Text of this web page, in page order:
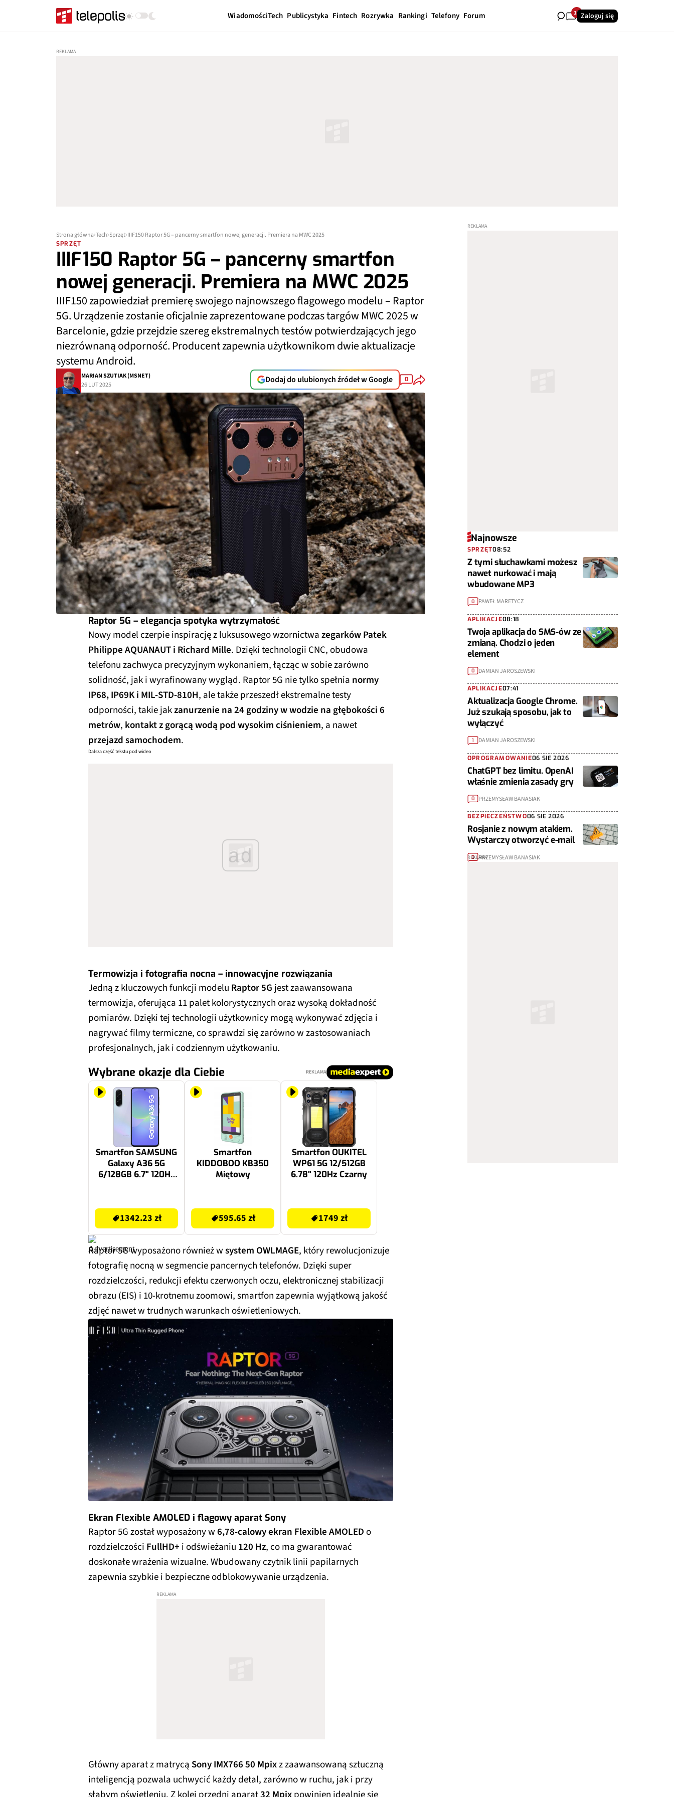
WiadomościTech Publicystyka Fintech Rozrywka Rankingi Telefony Forum 10Zaloguj się
Strona główna Tech Sprzęt IIIF150 Raptor 5G – pancerny smartfon nowej generacji. Premiera na MWC 2025
SPRZĘT
IIIF150 Raptor 5G – pancerny smartfon
nowej generacji. Premiera na MWC 2025
IIIF150 zapowiedział premierę swojego najnowszego flagowego modelu – Raptor
5G. Urządzenie zostanie oficjalnie zaprezentowane podczas targów MWC 2025 w
Barcelonie, gdzie przejdzie szereg ekstremalnych testów potwierdzających jego
niezrównaną odporność. Producent zapewnia użytkownikom dwie aktualizacje
systemu Android.
MARIAN SZUTIAK (MSNET)
26 LUT 2025
Dodaj do ulubionych źródeł w Google 0
Raptor 5G – elegancja spotyka wytrzymałość
Nowy model czerpie inspirację z luksusowego wzornictwazegarków Patek
Philippe AQUANAUT i Richard Mille. Dzięki technologii CNC, obudowa
telefonu zachwyca precyzyjnym wykonaniem, łącząc w sobie zarówno
solidność, jak i wyrafinowany wygląd. Raptor 5G nie tylko spełnia normy
IP68, IP69K i MIL-STD-810H, ale także przeszedł ekstremalne testy
odporności, takie jakzanurzenie na 24 godziny w wodzie na głębokości 6
metrów, kontakt z gorącą wodą pod wysokim ciśnieniem, a nawet
przejazd samochodem.
Dalsza część tekstu pod wideo
ad
Termowizja i fotografia nocna – innowacyjne rozwiązania
Jedną z kluczowych funkcji modelu Raptor 5G jest zaawansowana
termowizja, oferująca 11 palet kolorystycznych oraz wysoką dokładność
pomiarów. Dzięki tej technologii użytkownicy mogą wykonywać zdjęcia i
nagrywać filmy termiczne, co sprawdzi się zarówno w zastosowaniach
profesjonalnych, jak i codziennym użytkowaniu.
Wybrane okazje dla Ciebie REKLAMA
Smartfon SAMSUNG
Galaxy A36 5G
6/128GB 6.7" 120Hz
1342.23 zł
Smartfon
KIDDOBOO KB350
Miętowy
595.65 zł
Smartfon OUKITEL
WP61 5G 12/512GB
6.78" 120Hz Czarny
1749 zł
Raptor 5G wyposażono również wsystem OWLMAGE, który rewolucjonizuje
fotografię nocną w segmencie pancernych telefonów. Dzięki super
rozdzielczości, redukcji efektu czerwonych oczu, elektronicznej stabilizacji
obrazu (EIS) i 10-krotnemu zoomowi, smartfon zapewnia wyjątkową jakość
zdjęć nawet w trudnych warunkach oświetleniowych.
Ekran Flexible AMOLED i flagowy aparat Sony
Raptor 5G został wyposażony w6,78-calowy ekran Flexible AMOLEDo
rozdzielczości FullHD+i odświeżaniu 120 Hz, co ma gwarantować
doskonałe wrażenia wizualne. Wbudowany czytnik linii papilarnych
zapewnia szybkie i bezpieczne odblokowywanie urządzenia.
Główny aparat z matrycą Sony IMX766 50 Mpixz zaawansowaną sztuczną
inteligencją pozwala uchwycić każdy detal, zarówno w ruchu, jak i przy
Najnowsze
SPRZĘT08:52
Z tymi słuchawkami możesz
nawet nurkować i mają
wbudowane MP3
0 PAWEŁ MARETYCZ
APLIKACJE08:18
Twoja aplikacja do SMS-ów ze
zmianą. Chodzi o jeden
element
0 DAMIAN JAROSZEWSKI
APLIKACJE07:41
Aktualizacja Google Chrome.
Już szukają sposobu, jak to
wyłączyć
1 DAMIAN JAROSZEWSKI
OPROGRAMOWANIE06 SIE 2026
ChatGPT bez limitu. OpenAI
właśnie zmienia zasady gry
0 PRZEMYSŁAW BANASIAK
BEZPIECZEŃSTWO06 SIE 2026
Rosjanie z nowym atakiem.
Wystarczy otworzyć e-mail
0 PRZEMYSŁAW BANASIAK